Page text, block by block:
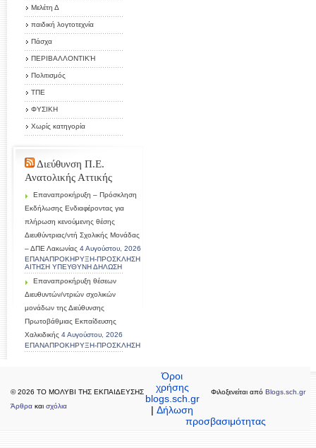
Μελέτη Δ
παιδική λογτοτεχνία
Πάσχα
ΠΕΡΙΒΑΛΛΟΝΤΙΚΉ
Πολιτισμός
ΤΠΕ
ΦΥΣΙΚΗ
Χωρίς κατηγορία
Διεύθυνση Π.Ε.
Ανατολικής Αττικής
Επαναπροκήρυξη – Πρόσκληση
Εκδήλωσης Ενδιαφέροντας για
πλήρωση κενούμενης θέσης
Διευθύντριας/ντή Σχολικής Μονάδας
– ΔΠΕ Λακωνίας 4 Αυγούστου, 2026
ΕΠΑΝΑΠΡΟΚΗΡΥΞΗ-ΠΡΟΣΚΛΗΣΗ
ΑΙΤΗΣΗ ΥΠΕΥΘΥΝΗ ΔΗΛΩΣΗ
Επαναπροκήρυξη θέσεων
Διευθυντών/ντριών σχολικών
μονάδων της Διεύθυνσης
Πρωτοβάθμιας Εκπαίδευσης
Χαλκιδικής 4 Αυγούστου, 2026
ΕΠΑΝΑΠΡΟΚΗΡΥΞΗ-ΠΡΟΣΚΛΗΣΗ
© 2026 TO MΟΛΥΒΙ ΤΗΣ ΕΚΠΑΙΔΕΥΣΗΣ
Άρθρα και σχόλια
Φιλοξενείται από Blogs.sch.gr
Όροι
χρήσης
blogs.sch.gr
| Δήλωση
προσβασιμότητας